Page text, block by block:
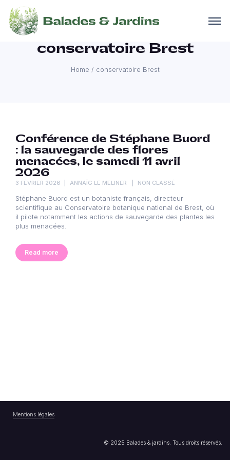
conservatoire Brest
Home / conservatoire Brest
Conférence de Stéphane Buord
: la sauvegarde des flores
menacées, le samedi 11 avril
2026
3 FÉVRIER 2026 ANNAÏG LE MELINER NON CLASSÉ
Stéphane Buord est un botaniste français, directeur
scientifique au Conservatoire botanique national de Brest, où
il pilote notamment les actions de sauvegarde des plantes les
plus menacées.
Read more
Mentions légales
© 2025 Balades & jardins. Tous droits réservés.